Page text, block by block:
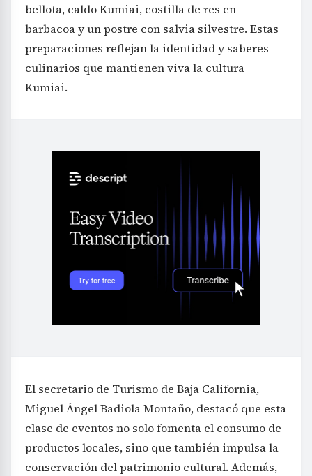
bellota, caldo Kumiai, costilla de res en
barbacoa y un postre con salvia silvestre. Estas
preparaciones reflejan la identidad y saberes
culinarios que mantienen viva la cultura
Kumiai.
El secretario de Turismo de Baja California,
Miguel Ángel Badiola Montaño, destacó que esta
clase de eventos no solo fomenta el consumo de
productos locales, sino que también impulsa la
conservación del patrimonio cultural. Además,